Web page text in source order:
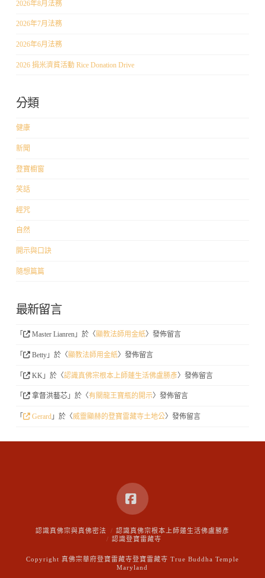
2026年8月法務
2026年7月法務
2026年6月法務
2026 捐米濟貧活動 Rice Donation Drive
分類
健康
新聞
登寶櫥窗
笑話
經咒
自然
開示與口訣
隨想篇篇
最新留言
「 Master Lianren 」於〈顯教法師用金紙〉發佈留言
「 Betty 」於〈顯教法師用金紙〉發佈留言
「 KK 」於〈認識真佛宗根本上師蓮生活佛盧勝彥〉發佈留言
「 拿督洪藝芯 」於〈有關龍王寶瓶的開示〉發佈留言
「 Gerard 」於〈威靈顯赫的登寶雷藏寺土地公〉發佈留言
Facebook
認識真佛宗與真佛密法
認識真佛宗根本上師蓮生活佛盧勝彥
認識登寶雷藏寺
Copyright 真佛宗華府登寶雷藏寺登寶雷藏寺 True Buddha Temple
Maryland